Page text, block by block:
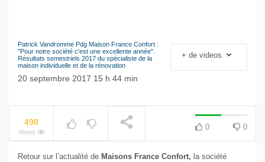
NOW PLAYING
Le séisme industriel
Volkswagen
Patrick Vandromme Pdg Maison France Confort :
"Pour notre société c'est une excellente année".
Résultats semestriels 2017 du spécialiste de la
maison individuelle et de la rénovation
20 septembre 2017 15 h 44 min
+ de videos
498
Views
0 0
Retour sur l’actualité de Maisons France Confort, la société